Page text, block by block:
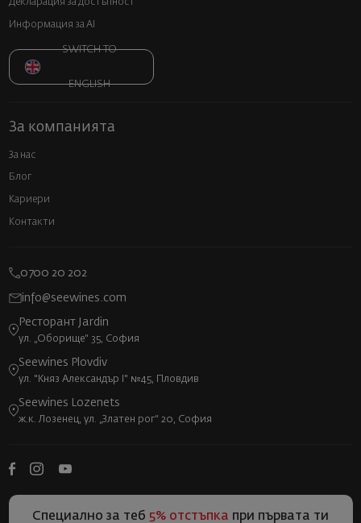
Декларация за достъпност
Информация за AI
SWITCH TO
ENGLISH
За компанията
За нас
Блог
Кариери
Контакти
0700 20 202
info@seewines.com
Ресторант Jardin
ул. „Оборище“ 35, София
Seewines Plovdiv
ул. "Княз Александър I" №45, Пловдив
Seewines Lozenets
ж.к. Лозенец, ул. „Златен рог“ 20, София
Специално за теб 5% отстъпка при първата ти